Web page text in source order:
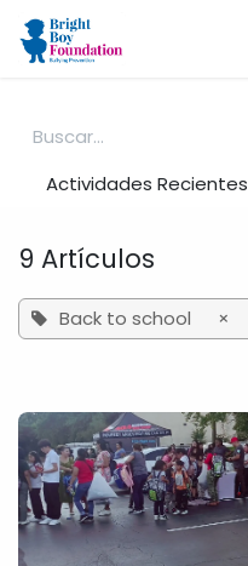
Actividades Recientes
9 Artículos
Back to school ×